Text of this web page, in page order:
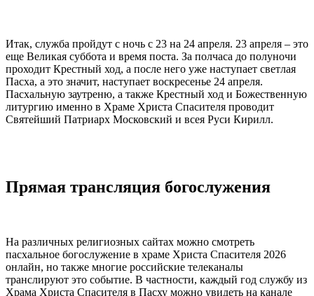
Итак, служба пройдут с ночь с 23 на 24 апреля. 23 апреля – это
еще Великая суббота и время поста. За полчаса до полуночи
проходит Крестный ход, а после него уже наступает светлая
Пасха, а это значит, наступает воскресенье 24 апреля.
Пасхальную заутреню, а также Крестный ход и Божественную
литургию именно в Храме Христа Спасителя проводит
Святейший Патриарх Московский и всея Руси Кирилл.
Прямая трансляция богослужения
На различных религиозных сайтах можно смотреть
пасхальное богослужение в храме Христа Спасителя 2026
онлайн, но также многие российские телеканалы
транслируют это событие. В частности, каждый год службу из
Храма Христа Спасителя в Пасху можно увидеть на канале